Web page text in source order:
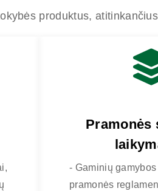
produktus,
Pramonės
- Gaminių
pramonės